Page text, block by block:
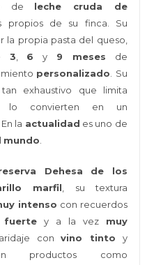
de leche cruda de
propios de su finca. Su
la propia pasta del queso,
3, 6 y 9 meses de
personalizado. Su
exhaustivo que limita
convierten en un
En la actualidad es uno de
mundo.
Dehesa de los
marfil, su textura
intenso con recuerdos
fuerte y a la vez muy
convino tinto y
productos como